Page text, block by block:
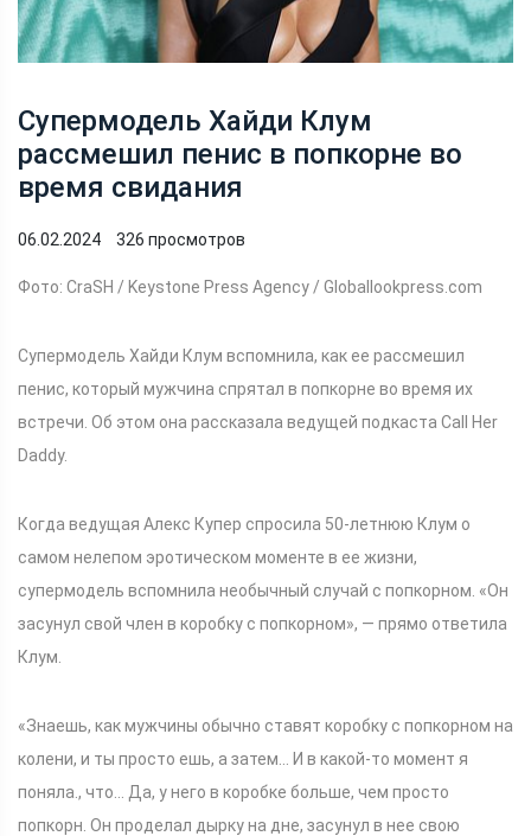
Супермодель Хайди Клум
рассмешил пенис в попкорне во
время свидания
06.02.2024 326 просмотров
Фото: CraSH / Keystone Press Agency / Globallookpress.com
Супермодель Хайди Клум вспомнила, как ее рассмешил
пенис, который мужчина спрятал в попкорне во время их
встречи. Об этом она рассказала ведущей подкаста Call Her
Daddy.
Когда ведущая Алекс Купер спросила 50-летнюю Клум о
самом нелепом эротическом моменте в ее жизни,
супермодель вспомнила необычный случай с попкорном. «Он
засунул свой член в коробку с попкорном», — прямо ответила
Клум.
«Знаешь, как мужчины обычно ставят коробку с попкорном на
колени, и ты просто ешь, а затем... И в какой-то момент я
поняла., что... Да, у него в коробке больше, чем просто
попкорн. Он проделал дырку на дне, засунул в нее свою